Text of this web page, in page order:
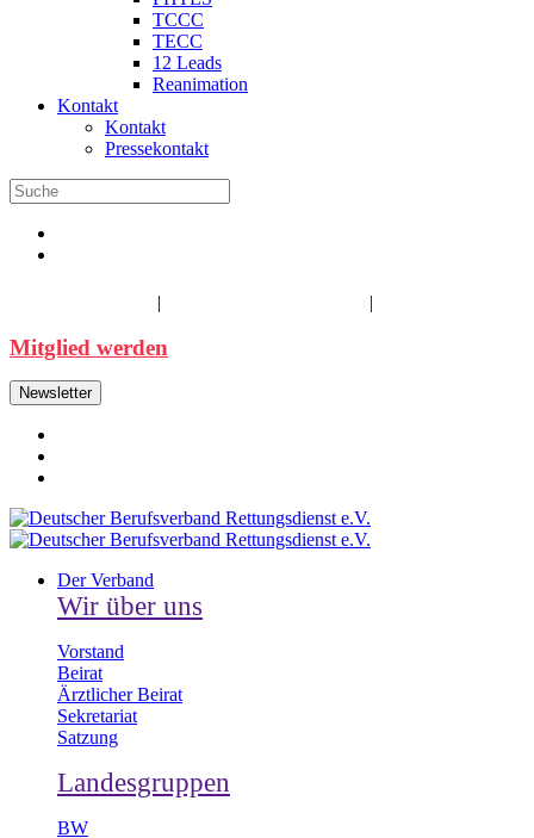
TCCC
TECC
12 Leads
Reanimation
Kontakt
Kontakt
Pressekontakt
| |
Mitglied werden
Newsletter
Der Verband
Wir über uns
Vorstand
Beirat
Ärztlicher Beirat
Sekretariat
Satzung
Landesgruppen
BW